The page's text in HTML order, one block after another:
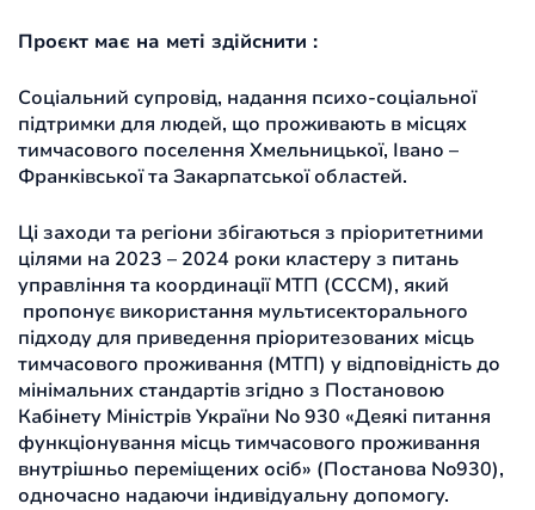
Проєкт має на меті здійснити :
Соціальний супровід, надання психо-соціальної
підтримки для людей, що проживають в місцях
тимчасового поселення Хмельницької, Івано –
Франківської та Закарпатської областей.
Ці заходи та регіони збігаються з пріоритетними
цілями на 2023 – 2024 роки кластеру з питань
управління та координації МТП (СССM), який
пропонує використання мультисекторального
підходу для приведення пріоритезованих місць
тимчасового проживання (МТП) у відповідність до
мінімальних стандартів згідно з Постановою
Кабінету Міністрів України No 930 «Деякі питання
функціонування місць тимчасового проживання
внутрішньо переміщених осіб» (Постанова No930),
одночасно надаючи індивідуальну допомогу.